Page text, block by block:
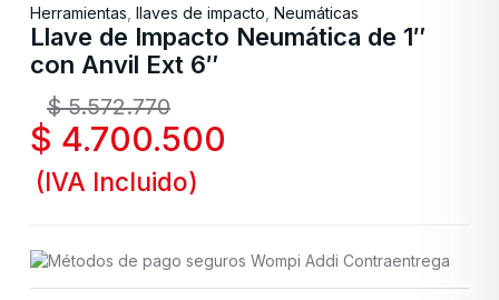
Herramientas, llaves de impacto, Neumáticas
Llave de Impacto Neumática de 1″
con Anvil Ext 6″
$5.572.770
$ 4.700.500
(IVA Incluido)